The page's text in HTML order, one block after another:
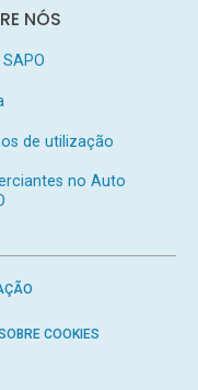
NÓS
de utilização
no Auto
COOKIES